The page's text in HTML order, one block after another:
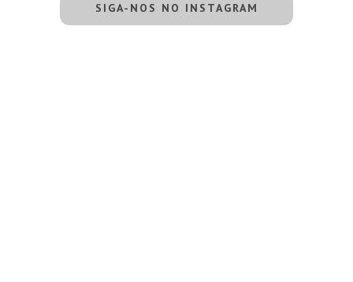
SIGA-NOS NO INSTAGRAM